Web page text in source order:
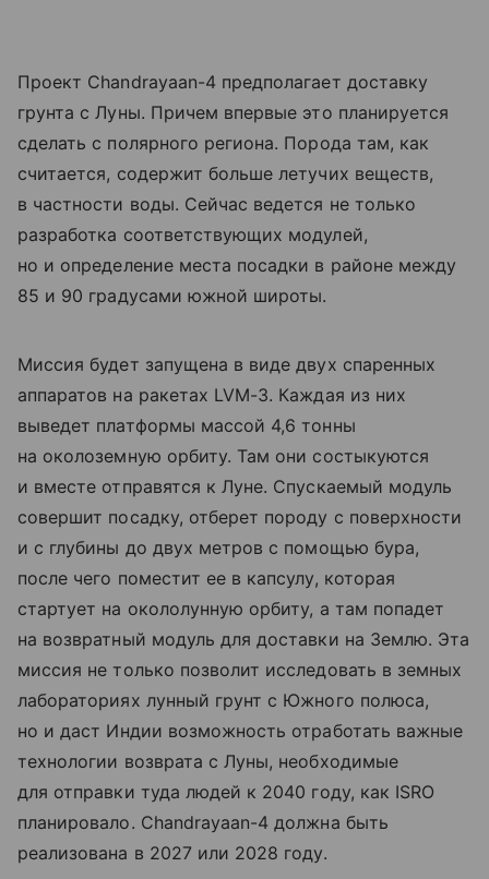
Проект Chandrayaan-4 предполагает доставку
грунта с Луны. Причем впервые это планируется
сделать с полярного региона. Порода там, как
считается, содержит больше летучих веществ,
в частности воды. Сейчас ведется не только
разработка соответствующих модулей,
но и определение места посадки в районе между
85 и 90 градусами южной широты.
Миссия будет запущена в виде двух спаренных
аппаратов на ракетах LVM-3. Каждая из них
выведет платформы массой 4,6 тонны
на околоземную орбиту. Там они состыкуются
и вместе отправятся к Луне. Спускаемый модуль
совершит посадку, отберет породу с поверхности
и с глубины до двух метров с помощью бура,
после чего поместит ее в капсулу, которая
стартует на окололунную орбиту, а там попадет
на возвратный модуль для доставки на Землю. Эта
миссия не только позволит исследовать в земных
лабораториях лунный грунт с Южного полюса,
но и даст Индии возможность отработать важные
технологии возврата с Луны, необходимые
для отправки туда людей к 2040 году, как ISRO
планировало. Chandrayaan-4 должна быть
реализована в 2027 или 2028 году.